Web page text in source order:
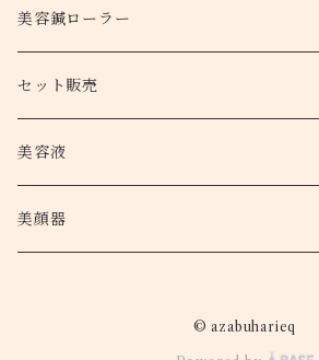
Bio Hari force
炭酸ハーブパック
HARI FORCE SPARKLING PACK
美容鍼ローラー
セット販売
美容液
美顔器
© azabuharieq